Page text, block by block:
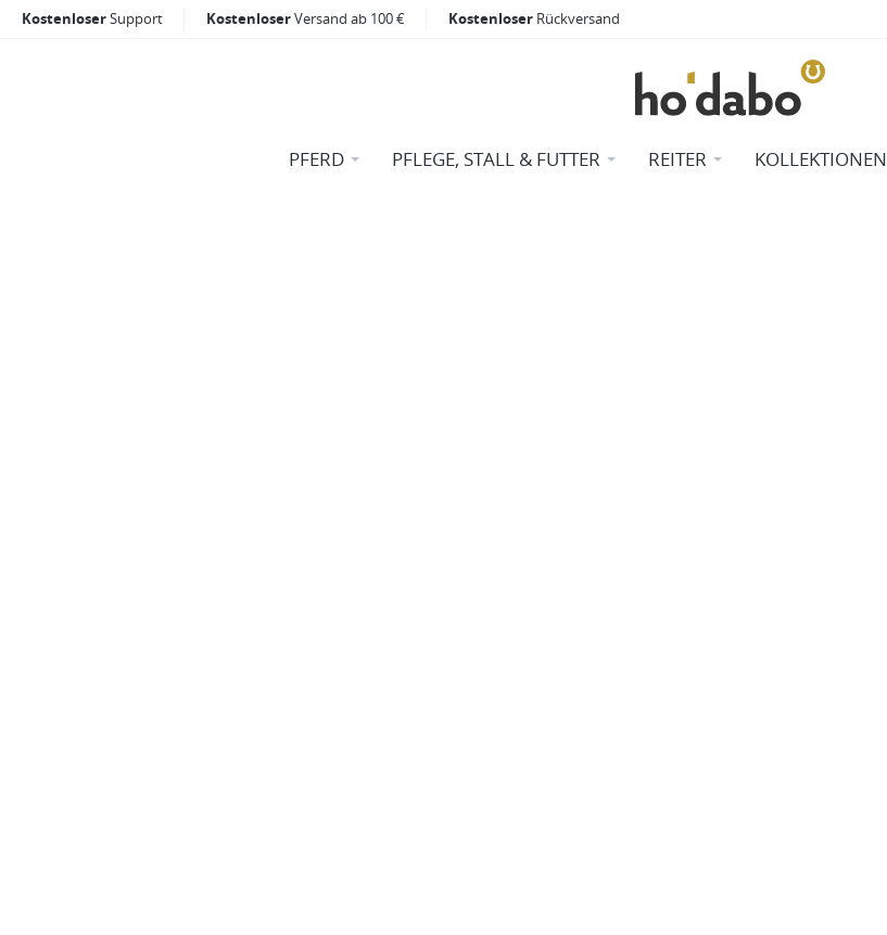
KostenloserSupport KostenloserVersand ab 100 € Kostenloser Rückversand
PFERD PFLEGE, STALL & FUTTER REITER KOLLEKTIONEN